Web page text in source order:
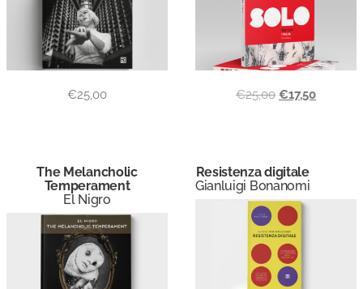
€25,00 €25,00 €17,50
The Melancholic
Temperament
El Nigro
Resistenza digitale
Gianluigi Bonanomi